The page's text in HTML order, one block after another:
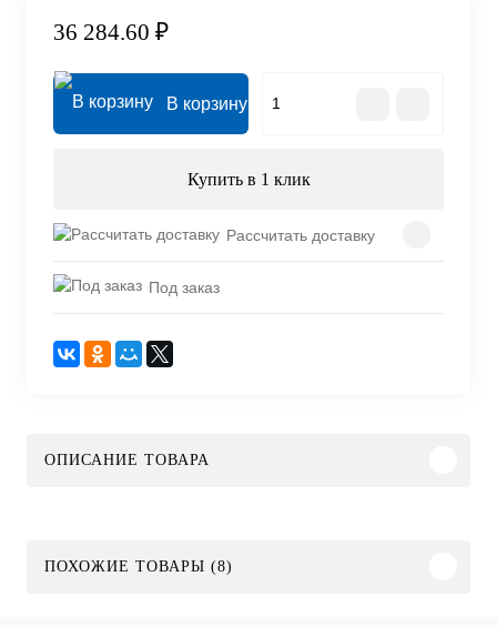
36 284.60 ₽
В корзину
Купить в 1 клик
Рассчитать доставку
Под заказ
ОПИСАНИЕ ТОВАРА
ПОХОЖИЕ ТОВАРЫ (8)